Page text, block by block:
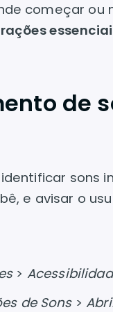
começar ou
de
e avisar o
>
de Sons>